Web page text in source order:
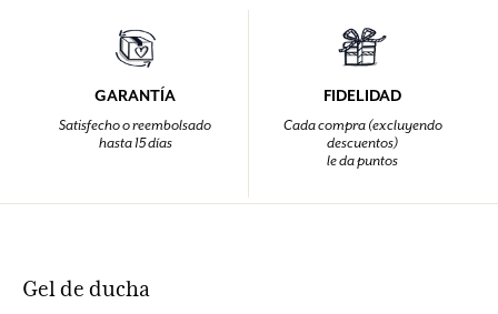
GARANTÍA
Satisfecho o reembolsado
hasta 15 días
FIDELIDAD
Cada compra (excluyendo
descuentos)
le da puntos
Gel de ducha